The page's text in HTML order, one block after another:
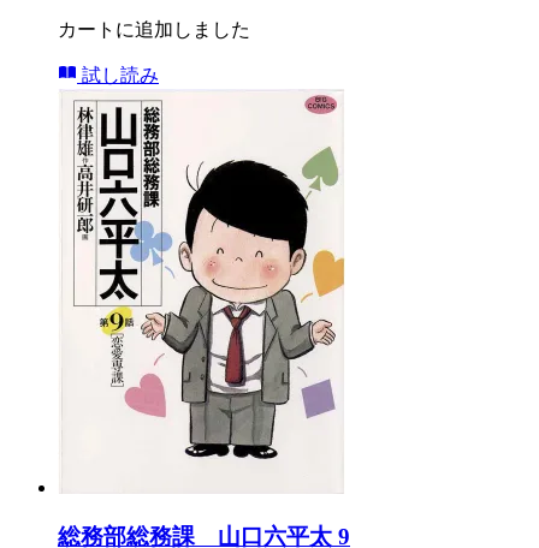
カートに追加しました
試し読み
総務部総務課 山口六平太 9